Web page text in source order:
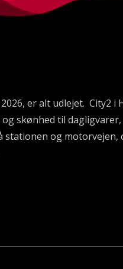
er alt udlejet. City2 i
skønhed til
og motorvejen,